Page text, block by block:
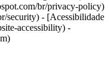
br/privacy-policy)
security) - [Acessibilidade
accessibility) -